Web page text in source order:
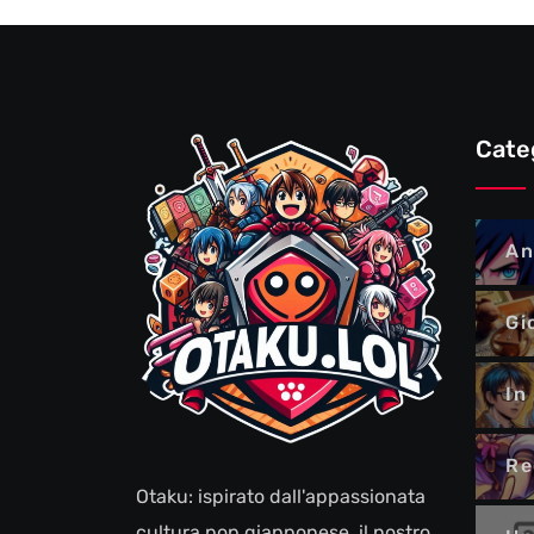
Otaku: ispirato dall'appassionata
In